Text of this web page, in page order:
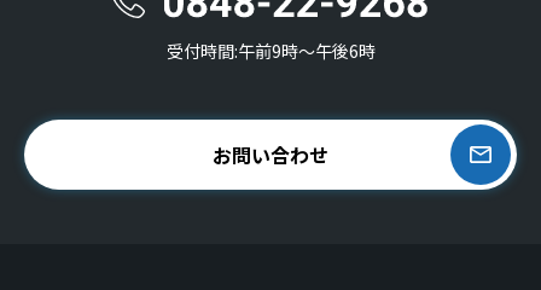
受付時間:午前9時〜午後6時
お問い合わせ